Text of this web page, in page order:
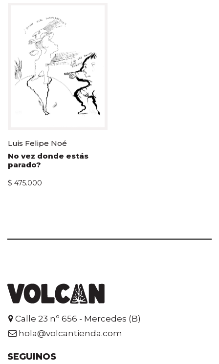
Luis Felipe Noé
No vez donde estás
parado?
$ 475.000
Calle 23 nº 656 - Mercedes (B)
hola@volcantienda.com
SEGUINOS